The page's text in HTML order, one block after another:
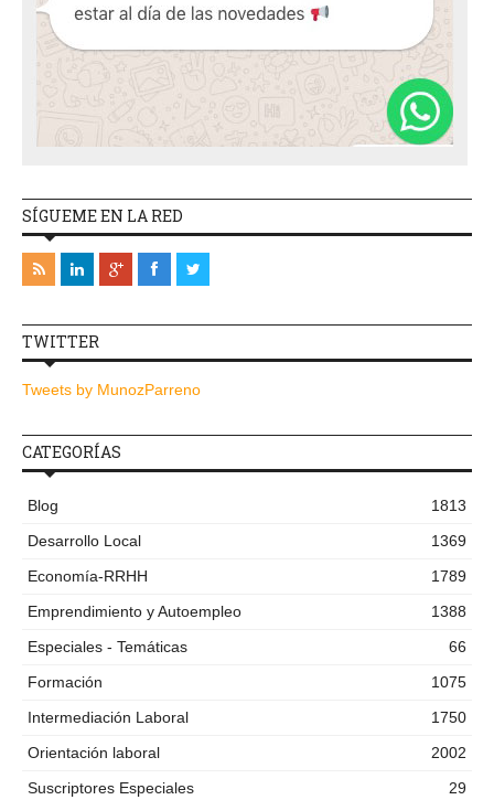
SÍGUEME EN LA RED
TWITTER
Tweets by MunozParreno
CATEGORÍAS
Blog
1813
Desarrollo Local
1369
Economía-RRHH
1789
Emprendimiento y Autoempleo
1388
Especiales - Temáticas
66
Formación
1075
Intermediación Laboral
1750
Orientación laboral
2002
Suscriptores Especiales
29